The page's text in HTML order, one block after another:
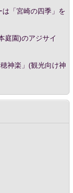
は「宮崎の四季」を
庭園)のアジサイ
神楽」(観光向け神